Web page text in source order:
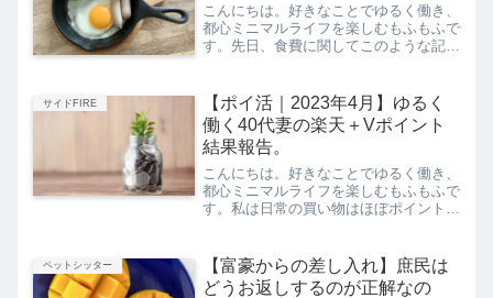
こんにちは。好きなことでゆるく働き、
都心ミニマルライフを楽しむもふもふで
す。先日、食費に関してこのような記事
な？と思っています。その場合、やはり
私にはビタミン類（いわば野...
サイドFIRE
【ポイ活｜2023年4月】ゆるく
働く40代妻の楽天＋Vポイント
結果報告。
こんにちは。好きなことでゆるく働き、
都心ミニマルライフを楽しむもふもふで
す。私は日常の買い物はほぼポイントを
ていません。私がこの記事でお伝えした
いことは、以下となります...
ペットシッター
【富豪からの差し入れ】庶民は
どうお返しするのが正解なの